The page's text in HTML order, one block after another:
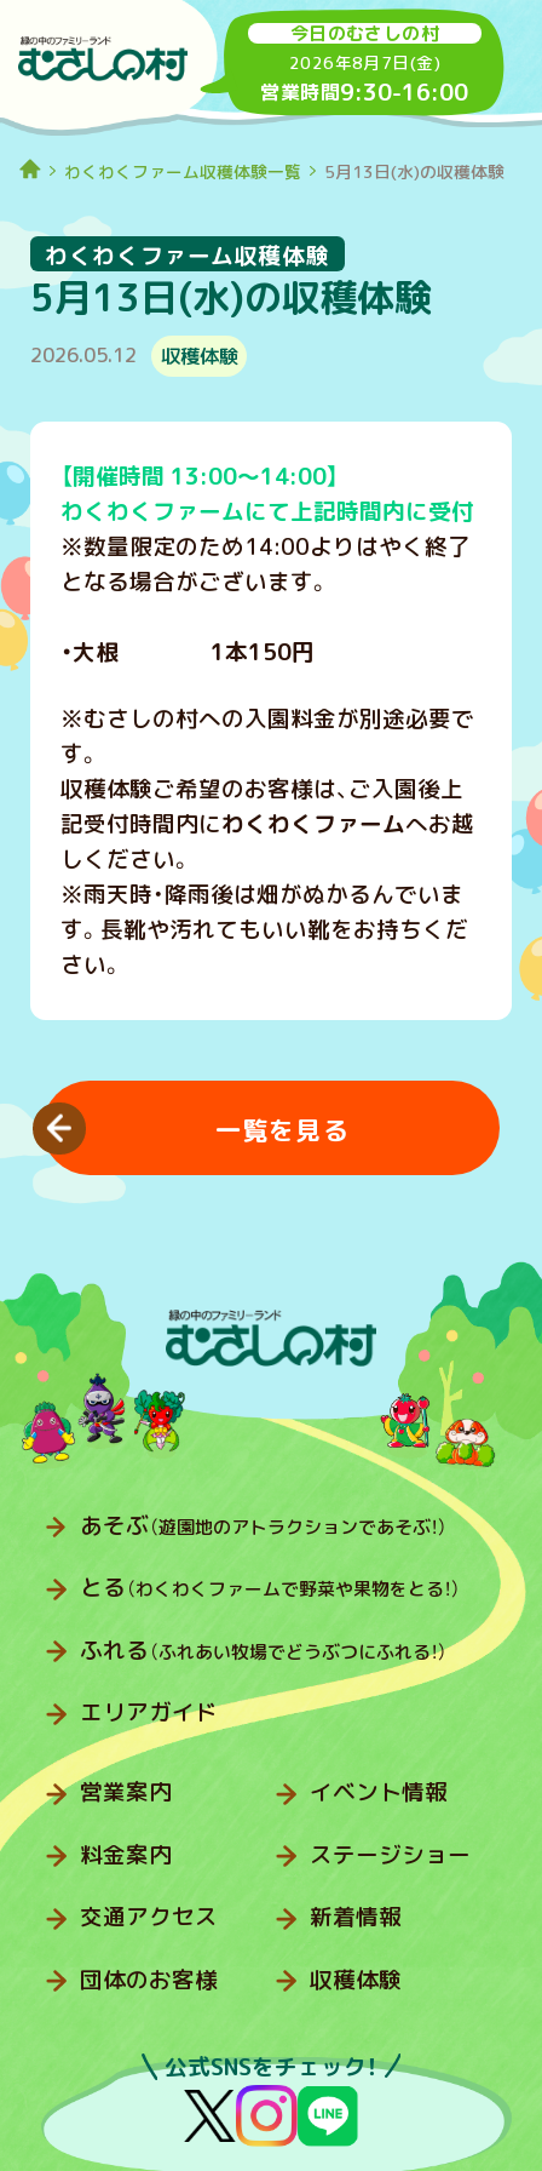
今日のむさしの村
2026年8月7日(金)
営業時間9:30-16:00
わくわくファーム収穫体験一覧 5月13日(水)の収穫体験
5月13日(水)の収穫体験
わくわくファーム収穫体験
2026.05.12 収穫体験
【開催時間 13:00～14:00】
わくわくファームにて上記時間内に受付
※数量限定のため14:00よりはやく終了
となる場合がございます。
・大根 1本150円
※むさしの村への入園料金が別途必要で
す。
収穫体験ご希望のお客様は、ご入園後上
記受付時間内にわくわくファームへお越
しください。
※雨天時・降雨後は畑がぬかるんでいま
す。長靴や汚れてもいい靴をお持ちくだ
さい。
一覧を見る
あそぶ（遊園地のアトラクションであそぶ！）
とる （わくわくファームで野菜や果物をとる！）
ふれる （ふれあい牧場でどうぶつにふれる！）
エリアガイド
営業案内
料金案内
交通アクセス
団体のお客様
イベント情報
ステージショー
新着情報
収穫体験
公式SNSをチェック！